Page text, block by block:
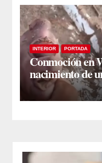
INTERIOR PORTADA
Conmoción en
nacimiento de
lechones con